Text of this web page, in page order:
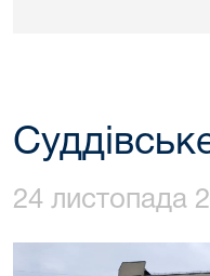
24 листопада